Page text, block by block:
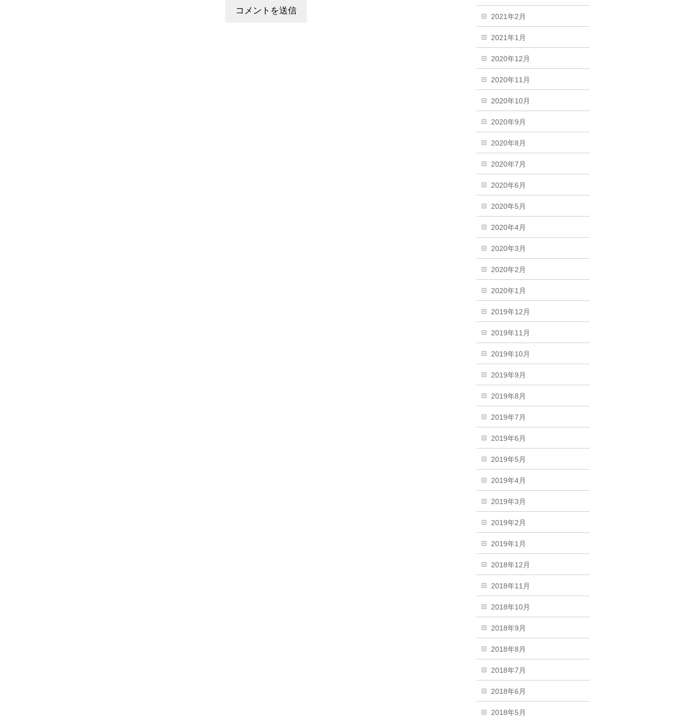
2021年2月
2021年1月
2020年12月
2020年11月
2020年10月
2020年9月
2020年8月
2020年7月
2020年6月
2020年5月
2020年4月
2020年3月
2020年2月
2020年1月
2019年12月
2019年11月
2019年10月
2019年9月
2019年8月
2019年7月
2019年6月
2019年5月
2019年4月
2019年3月
2019年2月
2019年1月
2018年12月
2018年11月
2018年10月
2018年9月
2018年8月
2018年7月
2018年6月
2018年5月